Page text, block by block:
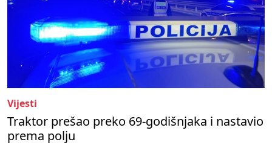
Vijesti
Traktor prešao preko 69-godišnjaka i nastavio
prema polju